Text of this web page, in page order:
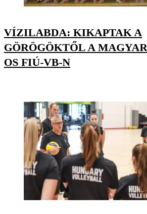
VÍZILABDA: KIKAPTAK A
GÖRÖGÖKTŐL A
OS FIÚ-VB-N